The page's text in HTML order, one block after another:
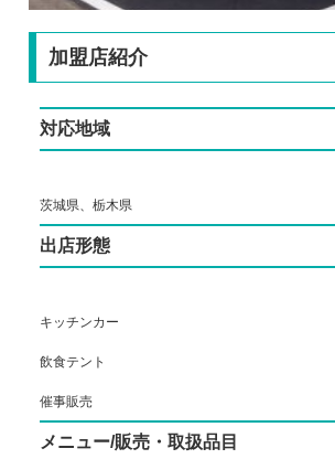
加盟店紹介
対応地域
茨城県、栃木県
出店形態
キッチンカー
飲食テント
催事販売
メニュー/販売・取扱品目